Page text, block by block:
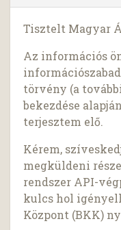
Tisztelt Magyar
Az információs
törvény (a
bekezdése
terjesztem elő.
Kérem,
megküldeni
rendszer API-
kulcs hol
Központ (BKK)